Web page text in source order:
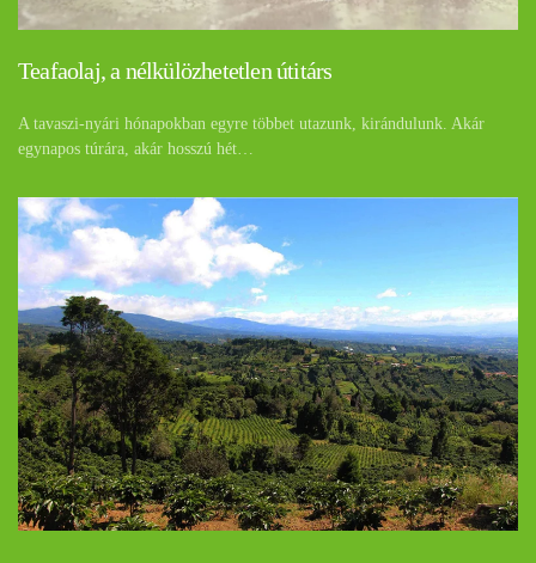
Teafaolaj, a nélkülözhetetlen útitárs
A tavaszi-nyári hónapokban egyre többet utazunk, kirándulunk. Akár
egynapos túrára, akár hosszú hét…